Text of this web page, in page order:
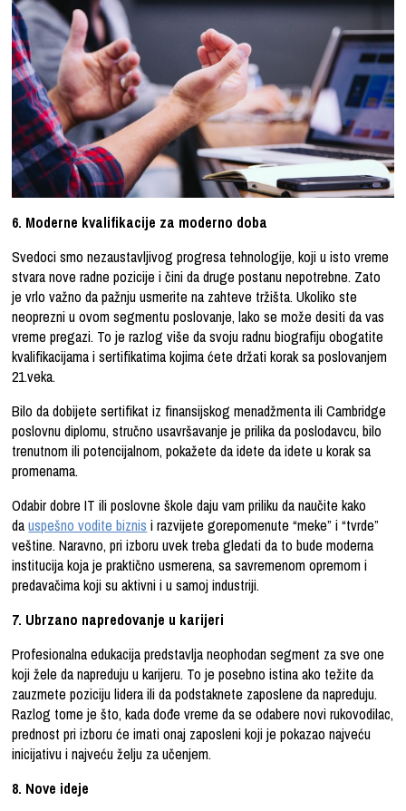
6. Moderne kvalifikacije za moderno doba
Svedoci smo nezaustavljivog progresa tehnologije, koji u isto vreme
stvara nove radne pozicije i čini da druge postanu nepotrebne. Zato
je vrlo važno da pažnju usmerite na zahteve tržišta. Ukoliko ste
neoprezni u ovom segmentu poslovanje, lako se može desiti da vas
vreme pregazi. To je razlog više da svoju radnu biografiju obogatite
kvalifikacijama i sertifikatima kojima ćete držati korak sa poslovanjem
21.veka.
Bilo da dobijete sertifikat iz finansijskog menadžmenta ili Cambridge
poslovnu diplomu, stručno usavršavanje je prilika da poslodavcu, bilo
trenutnom ili potencijalnom, pokažete da idete da idete u korak sa
promenama.
Odabir dobre IT ili poslovne škole daju vam priliku da naučite kako
dauspešno vodite biznis i razvijete gorepomenute “meke” i “tvrde”
veštine. Naravno, pri izboru uvek treba gledati da to bude moderna
institucija koja je praktično usmerena, sa savremenom opremom i
predavačima koji su aktivni i u samoj industriji.
7. Ubrzano napredovanje u karijeri
Profesionalna edukacija predstavlja neophodan segment za sve one
koji žele da napreduju u karijeru. To je posebno istina ako težite da
zauzmete poziciju lidera ili da podstaknete zaposlene da napreduju.
Razlog tome je što, kada dođe vreme da se odabere novi rukovodilac,
prednost pri izboru će imati onaj zaposleni koji je pokazao najveću
inicijativu i najveću želju za učenjem.
8. Nove ideje